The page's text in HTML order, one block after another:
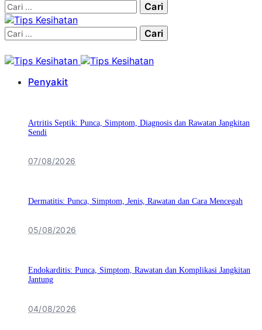
Cari:
Cari:
Penyakit
Artritis Septik: Punca, Simptom, Diagnosis dan Rawatan Jangkitan
Sendi
07/08/2026
Dermatitis: Punca, Simptom, Jenis, Rawatan dan Cara Mencegah
05/08/2026
Endokarditis: Punca, Simptom, Rawatan dan Komplikasi Jangkitan
Jantung
04/08/2026